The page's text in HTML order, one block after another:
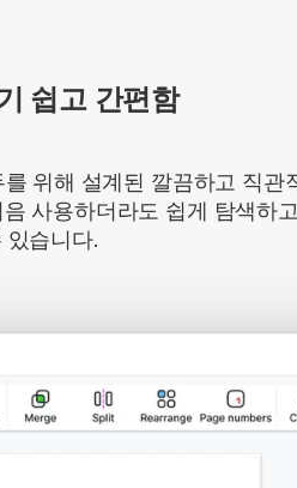
쉽고 간편함
위해 설계된 깔끔하고 직관
사용하더라도 쉽게 탐색하
있습니다.